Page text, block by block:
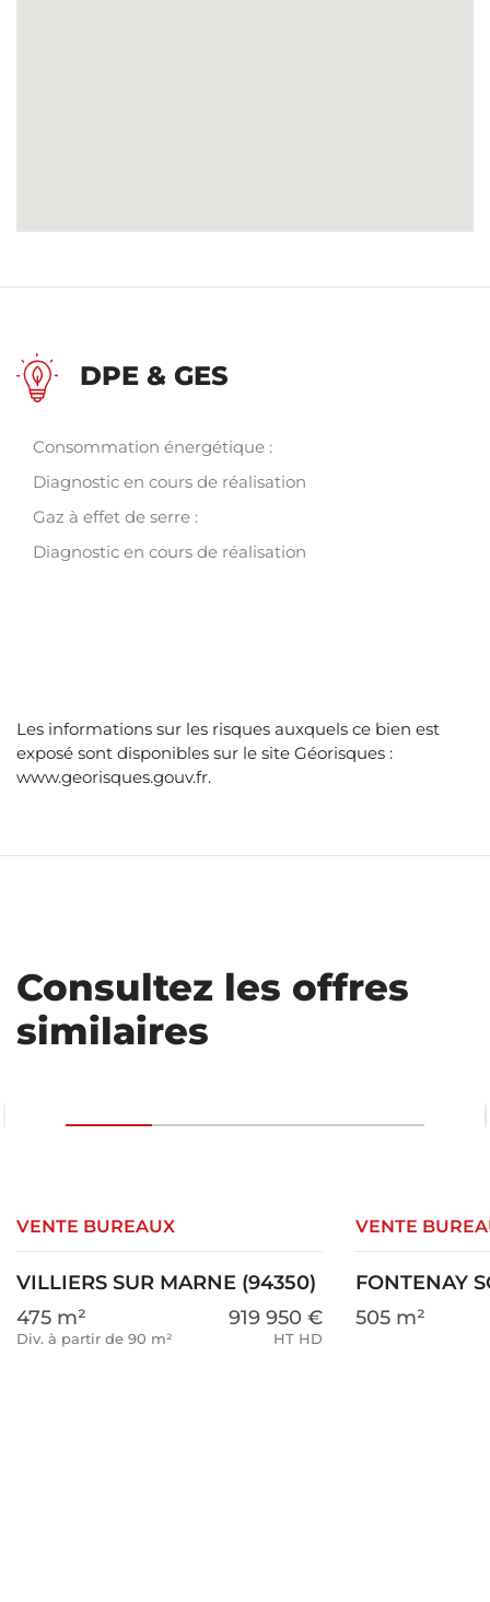
DPE & GES
Consommation énergétique :
Diagnostic en cours de réalisation
Gaz à effet de serre :
Diagnostic en cours de réalisation
Les informations sur les risques auxquels ce bien est
exposé sont disponibles sur le site Géorisques :
www.georisques.gouv.fr.
Consultez les offres
similaires
VENTE BUREAUX
VILLIERS SUR MARNE (94350)
475 m²
Div. à partir de 90 m²
919 950 €
HT HD
VENTE
FONTENAY
505 m²